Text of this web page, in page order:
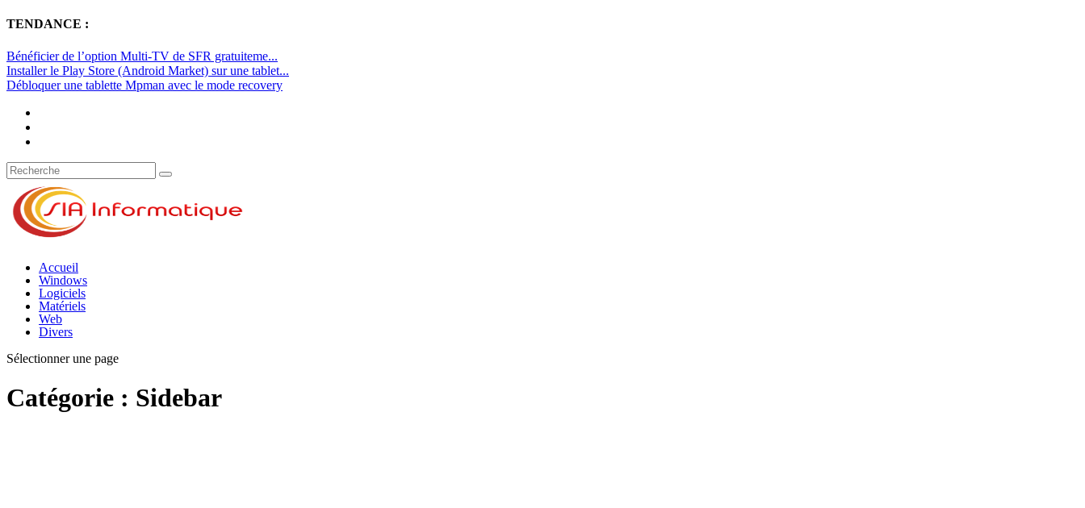
TENDANCE :
Bénéficier de l’option Multi-TV de SFR gratuiteme...
Installer le Play Store (Android Market) sur une tablet...
Débloquer une tablette Mpman avec le mode recovery
Accueil
Windows
Logiciels
Matériels
Web
Divers
Sélectionner une page
Catégorie : Sidebar